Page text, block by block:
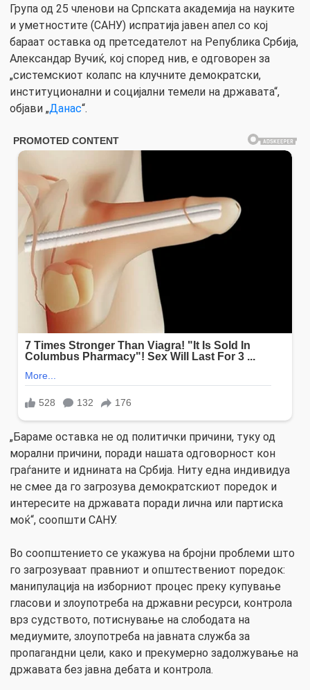
Група од 25 членови на Српската академија на науките
и уметностите (САНУ) испратија јавен апел со кој
бараат оставка од претседателот на Република Србија,
Александар Вучиќ, кој според нив, е одговорен за
„системскиот колапс на клучните демократски,
институционални и социјални темели на државата“,
објави „Данас“.
„Бараме оставка не од политички причини, туку од
морални причини, поради нашата одговорност кон
граѓаните и иднината на Србија. Ниту една индивидуа
не смее да го загрозува демократскиот поредок и
интересите на државата поради лична или партиска
моќ“, соопшти САНУ.
Во соопштението се укажува на бројни проблеми што
го загрозуваат правниот и општествениот поредок:
манипулација на изборниот процес преку купување
гласови и злоупотреба на државни ресурси, контрола
врз судството, потиснување на слободата на
медиумите, злоупотреба на јавната служба за
пропагандни цели, како и прекумерно задолжување на
државата без јавна дебата и контрола.